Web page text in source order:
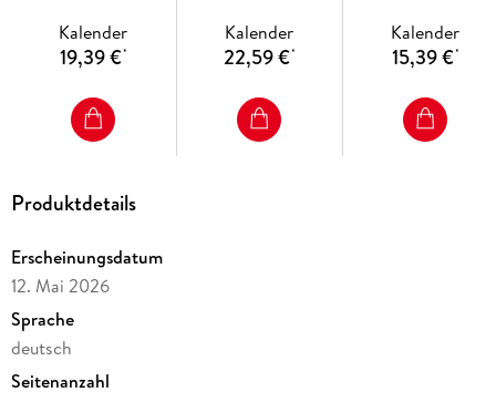
Städte, Menschen,
Landschaften
Kalender
19,39 €*
faszinierende
Fotografien
Kalender
22,59 €*
Glücksmomente
jeden Tag
Kalender
15,39 €*
Produktdetails
Erscheinungsdatum
12. Mai 2026
Sprache
deutsch
Seitenanzahl